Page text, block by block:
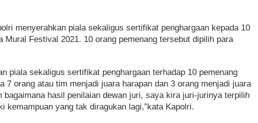
menyerahkan piala sekaligus sertifikat penghargaan kepada 10
Mural Festival 2021. 10 orang pemenang tersebut dipilih para
piala sekaligus sertifikat penghargaan terhadap 10 pemenang
7 orang atau tim menjadi juara harapan dan 3 orang menjadi juara
bagaimana hasil penilaian dewan juri, saya kira juri-jurinya terpilih
kemampuan yang tak diragukan lagi,”kata Kapolri.